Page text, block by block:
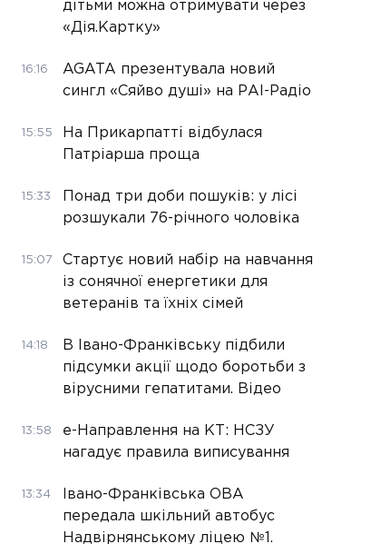
дітьми можна отримувати через
«Дія.Картку»
16:16
AGATA презентувала новий
сингл «Сяйво душі» на РАІ-Радіо
15:55
На Прикарпатті відбулася
Патріарша проща
15:33
Понад три доби пошуків: у лісі
розшукали 76-річного чоловіка
15:07
Стартує новий набір на навчання
із сонячної енергетики для
ветеранів та їхніх сімей
14:18
В Івано-Франківську підбили
підсумки акції щодо боротьби з
вірусними гепатитами. Відео
13:58
е-Направлення на КТ: НСЗУ
нагадує правила виписування
13:34
Івано-Франківська ОВА
передала шкільний автобус
Надвірнянському ліцею №1.